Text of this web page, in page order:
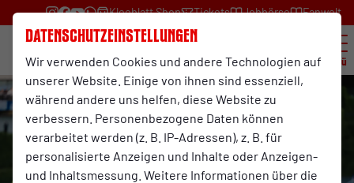
Datenschutzeinstellungen
Wir verwenden Cookies und andere Technologien auf
unserer Website. Einige von ihnen sind essenziell,
während andere uns helfen, diese Website zu
verbessern. Personenbezogene Daten können
verarbeitet werden (z. B. IP-Adressen), z. B. für
personalisierte Anzeigen und Inhalte oder Anzeigen-
und Inhaltsmessung. Weitere Informationen über die
Kleeblatt Shop Tickets Jobbörse Fanwelt
Menü